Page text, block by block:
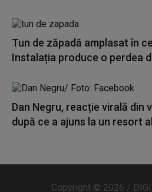
Tun de zăpadă amplasat în
Instalația produce o perdea
Dan Negru, reacție virală din
după ce a ajuns la un resort
Copyright © 2026 / DIGI